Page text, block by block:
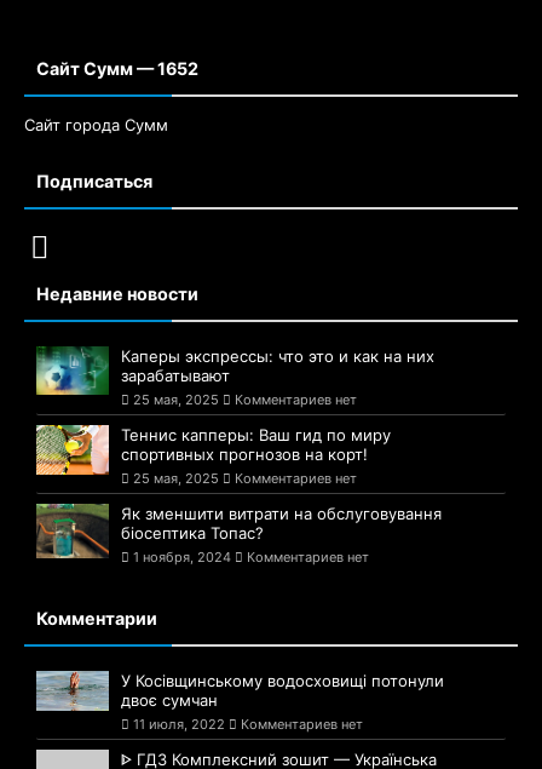
Сайт Сумм — 1652
Сайт города Сумм
Подписаться
Недавние новости
Каперы экспрессы: что это и как на них
зарабатывают
25 мая, 2025 Комментариев нет
Теннис капперы: Ваш гид по миру
спортивных прогнозов на корт!
25 мая, 2025 Комментариев нет
Як зменшити витрати на обслуговування
біосептика Топас?
1 ноября, 2024 Комментариев нет
Комментарии
У Косівщинському водосховищі потонули
двоє сумчан
11 июля, 2022 Комментариев нет
ᐈ ГДЗ Комплексний зошит — Українська